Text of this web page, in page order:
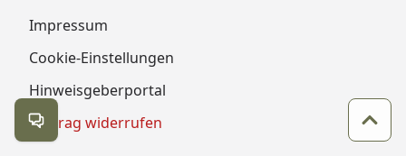
Impressum
Cookie-Einstellungen
Hinweisgeberportal
Vertrag widerrufen
Kontakt öffnen